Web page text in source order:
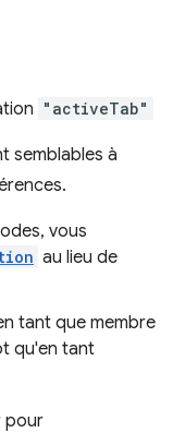
"activeTab"
semblables à
vous
au lieu de
tant que membre
qu'en tant
pour